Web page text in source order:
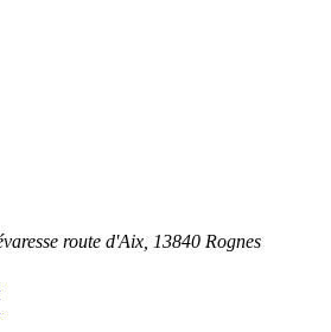
route d'Aix, 13840 Rognes